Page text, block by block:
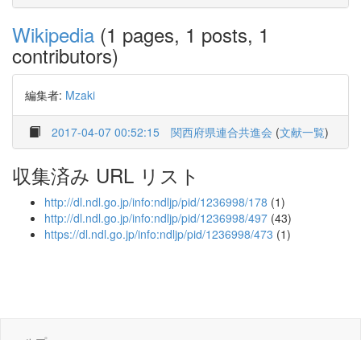
Wikipedia (1 pages, 1 posts, 1
contributors)
編集者: Mzaki
2017-04-07 00:52:15 関西府県連合共進会 (文献一覧)
収集済み URL リスト
http://dl.ndl.go.jp/info:ndljp/pid/1236998/178 (1)
http://dl.ndl.go.jp/info:ndljp/pid/1236998/497 (43)
https://dl.ndl.go.jp/info:ndljp/pid/1236998/473 (1)